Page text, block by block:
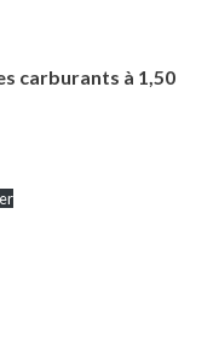
carburants à 1,50